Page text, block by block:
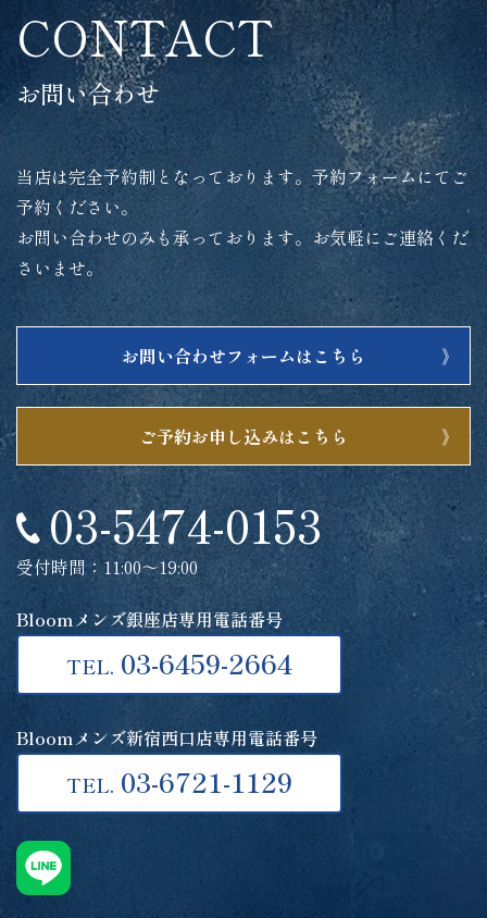
CONTACT
お問い合わせ
当店は完全予約制となっております。予約フォームにてご
予約ください。
お問い合わせのみも承っております。お気軽にご連絡くだ
さいませ。
お問い合わせフォームはこちら
ご予約お申し込みはこちら
03-5474-0153
受付時間：11:00～19:00
Bloomメンズ銀座店専用電話番号
TEL. 03-6459-2664
Bloomメンズ新宿西口店専用電話番号
TEL. 03-6721-1129